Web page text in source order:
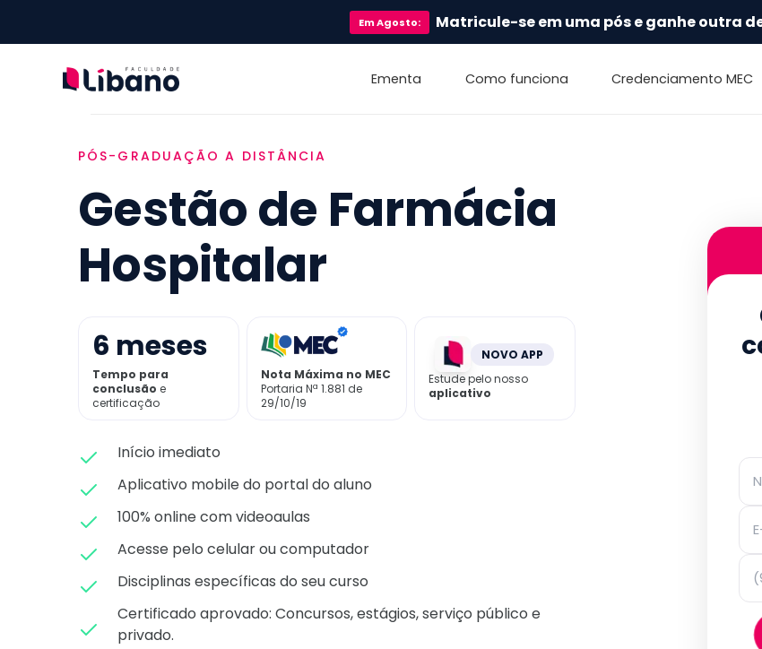
EmAgosto: Matricule-se em uma pós e ganhe outra
Ementa Como funciona Credenciamento MEC
PÓS-GRADUAÇÃO A DISTÂNCIA
Gestão de Farmácia
Hospitalar
6 meses
Tempo para
conclusão e
certificação
Nota Máxima no MEC
Portaria Nª 1.881 de
29/10/19
NOVO APP
Estude pelo nosso
aplicativo
Início imediato
Aplicativo mobile do portal do aluno
100% online com videoaulas
Acesse pelo celular ou computador
Disciplinas específicas do seu curso
Certificado aprovado: Concursos, estágios, serviço público e
privado.